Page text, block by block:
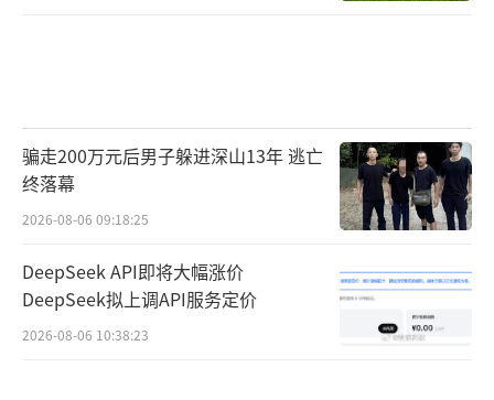
骗走200万元后男子躲进深山13年 逃亡
终落幕
2026-08-06 09:18:25
DeepSeek API即将大幅涨价
DeepSeek拟上调API服务定价
2026-08-06 10:38:23